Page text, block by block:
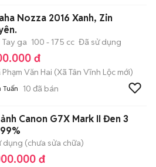
Nozza 2016 Xanh, Zin
Tay ga 100 - 175 cc Đã sử dụng
đ
Phạm Văn Hai (Xã Tân Vĩnh Lộc mới)
Tuấn 10 đã bán
Canon G7X Mark II Đen 3
dụng (chưa sửa chữa)
đ